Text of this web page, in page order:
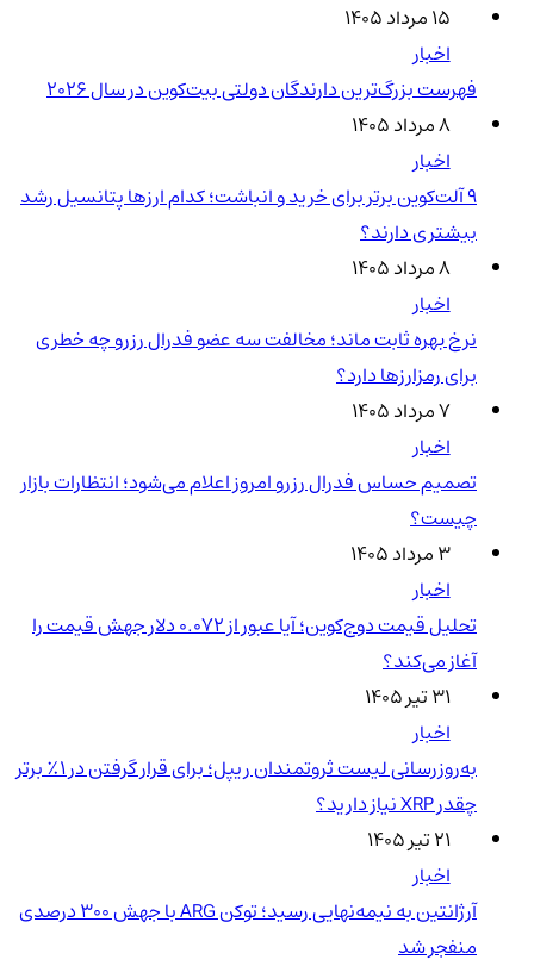
۱۵ مرداد ۱۴۰۵
اخبار
فهرست بزرگ‌ترین دارندگان دولتی بیت‌کوین در سال 2026
۸ مرداد ۱۴۰۵
اخبار
۹ آلت‌کوین برتر برای خرید و انباشت؛ کدام ارزها پتانسیل رشد
بیشتری دارند؟
۸ مرداد ۱۴۰۵
اخبار
نرخ بهره ثابت ماند؛ مخالفت سه عضو فدرال رزرو چه خطری
برای رمزارزها دارد؟
۷ مرداد ۱۴۰۵
اخبار
تصمیم حساس فدرال رزرو امروز اعلام می‌شود؛ انتظارات بازار
چیست؟
۳ مرداد ۱۴۰۵
اخبار
تحلیل قیمت دوج‌کوین؛ آیا عبور از ۰.۰۷۲ دلار جهش قیمت را
آغاز می‌کند؟
۳۱ تیر ۱۴۰۵
اخبار
به‌روزرسانی لیست ثروتمندان ریپل؛ برای قرار گرفتن در ۱٪ برتر
چقدر XRP نیاز دارید؟
۲۱ تیر ۱۴۰۵
اخبار
آرژانتین به نیمه‌نهایی رسید؛ توکن ARG با جهش ۳۰۰ درصدی
منفجر شد